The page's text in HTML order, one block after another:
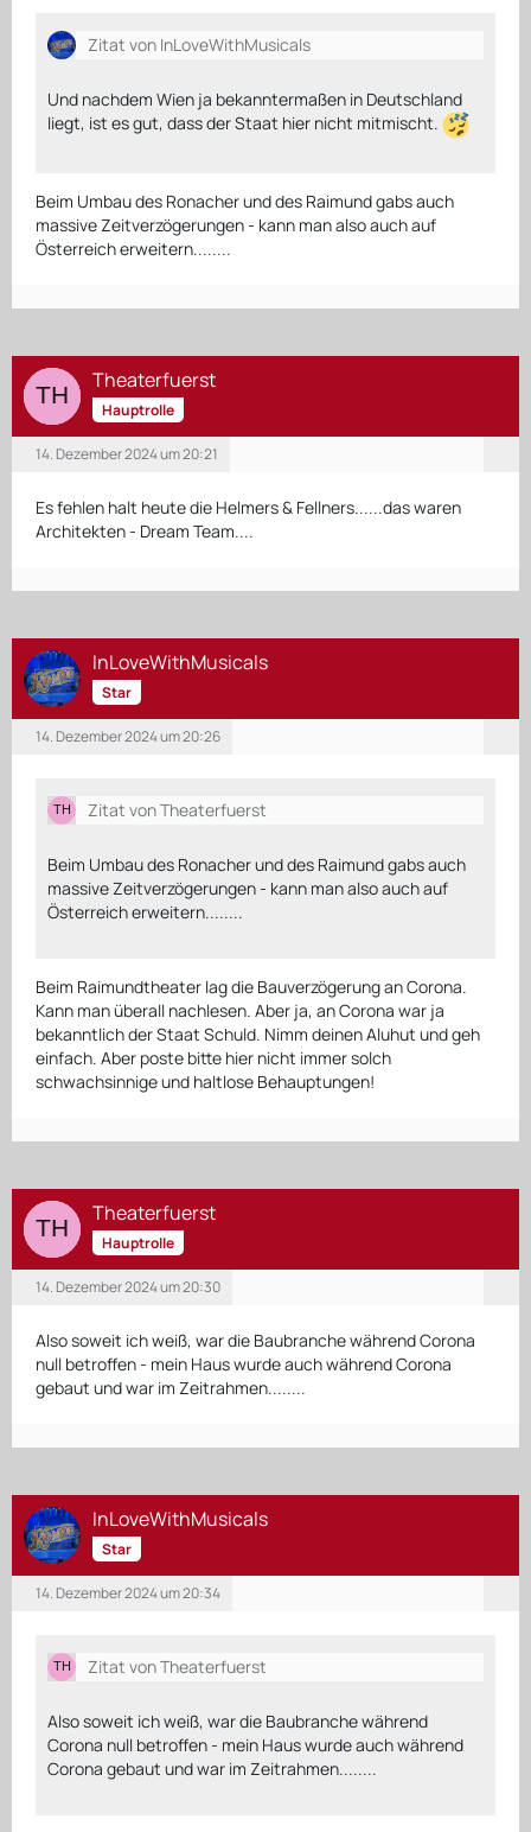
Zitat von InLoveWithMusicals
Und nachdem Wien ja bekanntermaßen in Deutschland
liegt, ist es gut, dass der Staat hier nicht mitmischt.
Beim Umbau des Ronacher und des Raimund gabs auch
massive Zeitverzögerungen - kann man also auch auf
Österreich erweitern........
Theaterfuerst
Hauptrolle
14. Dezember 2024 um 20:21
Es fehlen halt heute die Helmers & Fellners......das waren
Architekten - Dream Team....
InLoveWithMusicals
Star
14. Dezember 2024 um 20:26
Zitat von Theaterfuerst
Beim Umbau des Ronacher und des Raimund gabs auch
massive Zeitverzögerungen - kann man also auch auf
Österreich erweitern........
Beim Raimundtheater lag die Bauverzögerung an Corona.
Kann man überall nachlesen. Aber ja, an Corona war ja
bekanntlich der Staat Schuld. Nimm deinen Aluhut und geh
einfach. Aber poste bitte hier nicht immer solch
schwachsinnige und haltlose Behauptungen!
Theaterfuerst
Hauptrolle
14. Dezember 2024 um 20:30
Also soweit ich weiß, war die Baubranche während Corona
null betroffen - mein Haus wurde auch während Corona
gebaut und war im Zeitrahmen........
InLoveWithMusicals
Star
14. Dezember 2024 um 20:34
Zitat von Theaterfuerst
Also soweit ich weiß, war die Baubranche während
Corona null betroffen - mein Haus wurde auch während
Corona gebaut und war im Zeitrahmen........